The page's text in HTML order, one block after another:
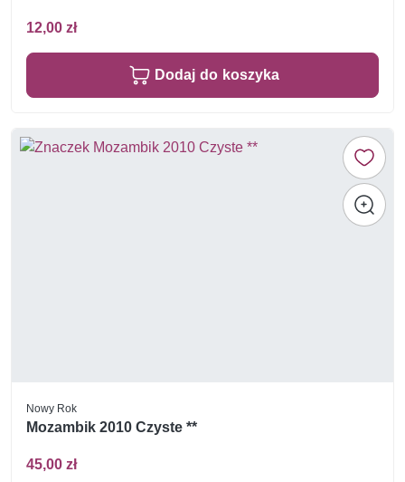
12,00 zł
Dodaj do koszyka
Nowy Rok
Mozambik 2010 Czyste **
45,00 zł